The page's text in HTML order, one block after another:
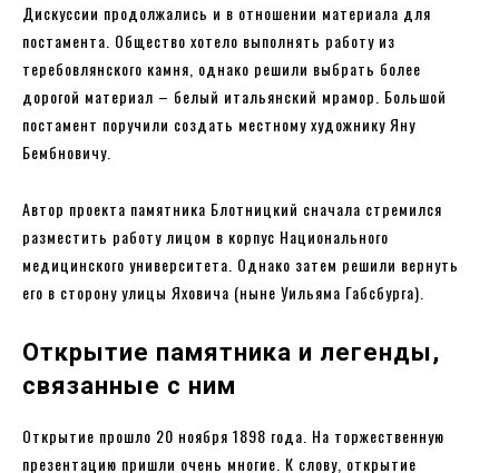
Дискуссии продолжались и в отношении материала для
постамента. Общество хотело выполнять работу из
теребовлянского камня, однако решили выбрать более
дорогой материал – белый итальянский мрамор. Большой
постамент поручили создать местному художнику Яну
Бембновичу.
Автор проекта памятника Блотницкий сначала стремился
разместить работу лицом в корпус Национального
медицинского университета. Однако затем решили вернуть
его в сторону улицы Яховича (ныне Уильяма Габсбурга).
Открытие памятника и легенды,
связанные с ним
Открытие прошло 20 ноября 1898 года. На торжественную
презентацию пришли очень многие. К слову, открытие